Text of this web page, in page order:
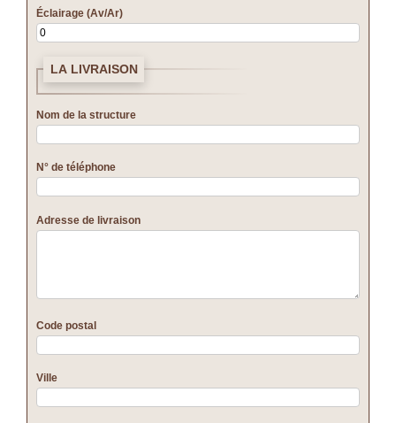
Éclairage (Av/Ar)
LA LIVRAISON
Nom de la structure
N° de téléphone
Adresse de livraison
Code postal
Ville